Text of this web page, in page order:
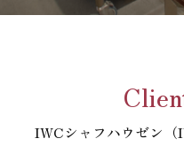
IWCシャフハウゼン